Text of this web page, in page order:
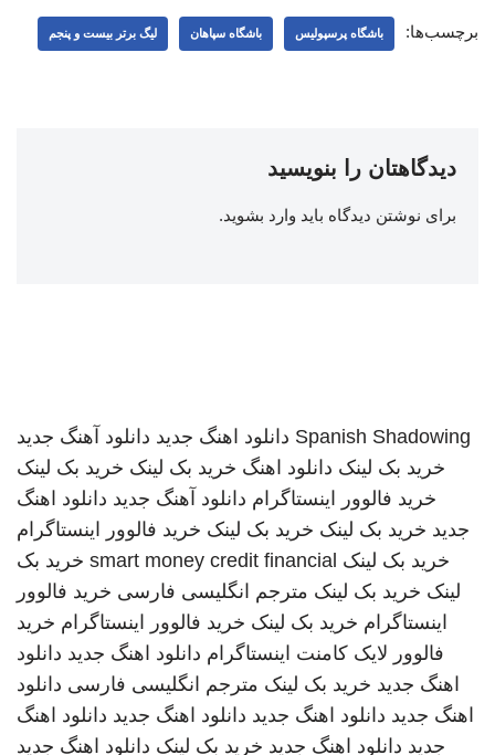
برچسب‌ها: باشگاه پرسپولیس باشگاه سپاهان لیگ برتر بیست و پنجم
دیدگاهتان را بنویسید
برای نوشتن دیدگاه باید وارد بشوید.
Spanish Shadowing دانلود اهنگ جدید دانلود آهنگ جدید
خرید بک لینک دانلود اهنگ خرید بک لینک خرید بک لینک
خرید فالوور اینستاگرام دانلود آهنگ جدید دانلود اهنگ
جدید خرید بک لینک خرید بک لینک خرید فالوور اینستاگرام
خرید بک لینک smart money credit financial خرید بک
لینک خرید بک لینک مترجم انگلیسی فارسی خرید فالوور
اینستاگرام خرید بک لینک خرید فالوور اینستاگرام خرید
فالوور لایک کامنت اینستاگرام دانلود اهنگ جدید دانلود
اهنگ جدید خرید بک لینک مترجم انگلیسی فارسی دانلود
اهنگ جدید دانلود اهنگ جدید دانلود اهنگ جدید دانلود اهنگ
جدید دانلود اهنگ جدید خرید بک لینک دانلود اهنگ جدید